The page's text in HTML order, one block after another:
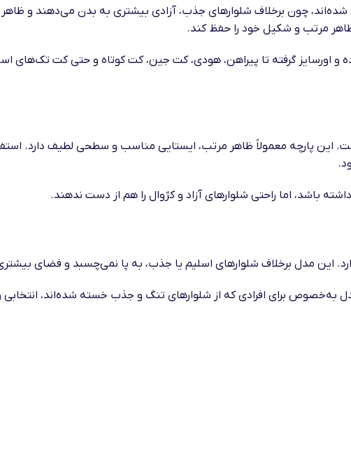
شده‌اند، چون برخلاف شلوارهای جذب، آزادی بیشتری به بدن می‌دهند و
ظاهر مرتب و شکیل خود را حفظ کند.
گرفته تا پیراهن، هودی، کت جین، کت کوتاه و حتی کت تک‌های
است. این پارچه معمولاً ظاهر مرتب، ایستایی مناسب و سطحی لطیف دارد.
باشد، اما راحتی شلوارهای آزاد و کژوال را هم از دست ندهند.
این مدل برخلاف شلوارهای اسلیم یا جذب، به پا نمی‌چسبد و فضای
به‌خصوص برای افرادی که از شلوارهای تنگ و جذب خسته شده‌اند،